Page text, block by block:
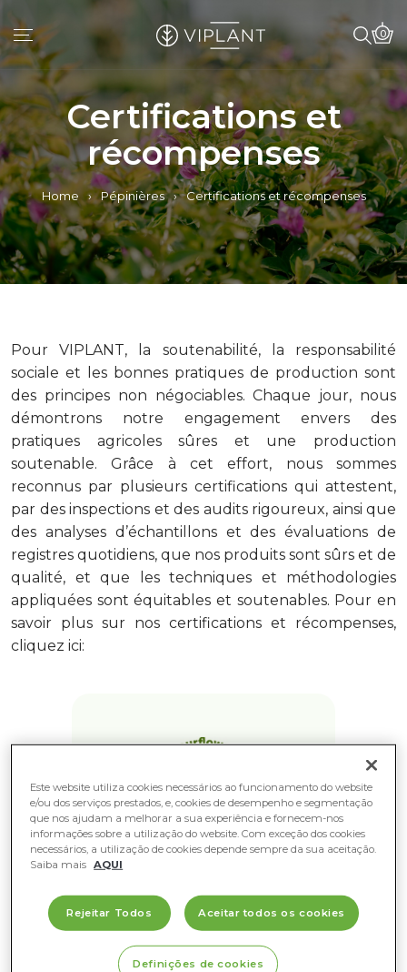
0
Certifications et
récompenses
Home › Pépinières › Certifications et récompenses
Pour VIPLANT, la soutenabilité, la responsabilité
sociale et les bonnes pratiques de production sont
des principes non négociables. Chaque jour, nous
démontrons notre engagement envers des
pratiques agricoles sûres et une production
soutenable. Grâce à cet effort, nous sommes
reconnus par plusieurs certifications qui attestent,
par des inspections et des audits rigoureux, ainsi que
des analyses d’échantillons et des évaluations de
registres quotidiens, que nos produits sont sûrs et de
qualité, et que les techniques et méthodologies
appliquées sont équitables et soutenables. Pour en
savoir plus sur nos certifications et récompenses,
cliquez ici:
Este website utiliza cookies necessários ao funcionamento do website
e/ou dos serviços prestados, e, cookies de desempenho e segmentação
que nos ajudam a melhorar a sua experiência e fornecem-nos
informações sobre a utilização do website. Com exceção dos cookies
necessários, a utilização de cookies depende sempre da sua aceitação.
Saiba mais AQUI
Rejeitar Todos Aceitar todos os cookies
Definições de cookies